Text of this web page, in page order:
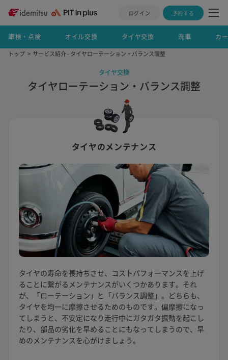
ログイン 予約する
車検・点検 オイル交換 タイヤ交換 洗車 カ
トップ サービス紹介 - タイヤローテーション・バランス調整
タイヤ交換
タイヤローテーション・バランス調整
タイヤのメンテナンス
タイヤの寿命を長持ちさせ、コストパフォーマンスを上げ
ることに繋がるメンテナンスがいくつかあります。それ
が、「ローテーション」と「バランス調整」。どちらも、
タイヤを均一に摩擦させるためのものです。偏摩擦になっ
てしまうと、不安定になり走行中にガタガタ振動を起こし
たり、部品の劣化を早めることにもなってしまうので、早
めのメンテナンスを心がけましょう。